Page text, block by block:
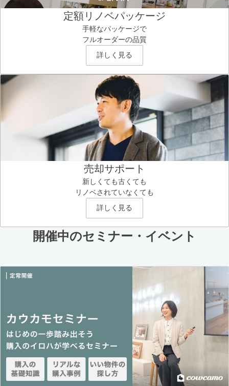
定額リノベパッケージ
手軽なパッケージで
フルオーダーの品質
詳しく見る
売却サポート
新しくても古くても
リノベされていなくても
詳しく見る
開催中のセミナー・イベント